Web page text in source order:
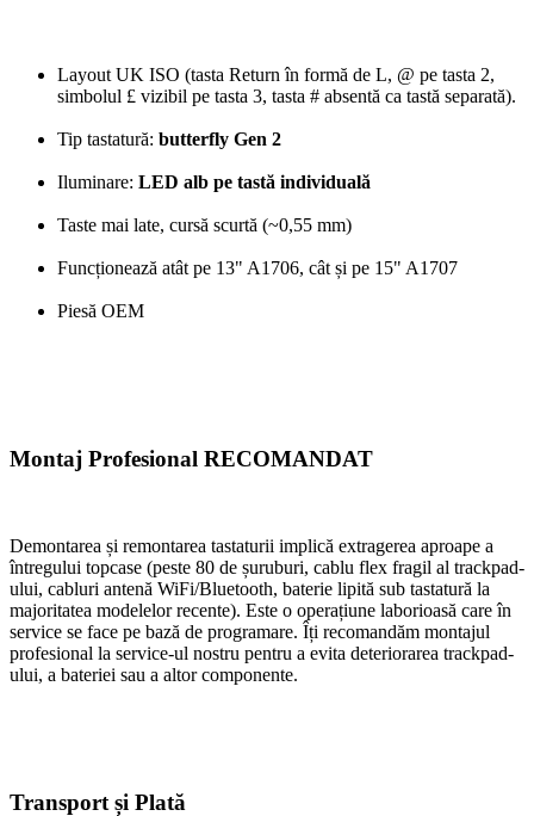
Layout UK ISO (tasta Return în formă de L, @ pe tasta 2,
simbolul £ vizibil pe tasta 3, tasta # absentă ca tastă separată).
Tip tastatură: butterfly Gen 2
Iluminare: LED alb pe tastă individuală
Taste mai late, cursă scurtă (~0,55 mm)
Funcționează atât pe 13" A1706, cât și pe 15" A1707
Piesă OEM
Montaj Profesional RECOMANDAT
Demontarea și remontarea tastaturii implică extragerea aproape a
întregului topcase (peste 80 de șuruburi, cablu flex fragil al trackpad-
ului, cabluri antenă WiFi/Bluetooth, baterie lipită sub tastatură la
majoritatea modelelor recente). Este o operațiune laborioasă care în
service se face pe bază de programare. Îți recomandăm montajul
profesional la service-ul nostru pentru a evita deteriorarea trackpad-
ului, a bateriei sau a altor componente.
Transport și Plată